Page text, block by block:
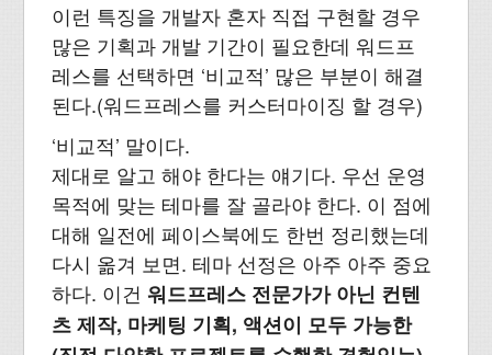
이런 특징을 개발자 혼자 직접 구현할 경우
많은 기획과 개발 기간이 필요한데 워드프
레스를 선택하면 ‘비교적’ 많은 부분이 해결
된다.(워드프레스를 커스터마이징 할 경우)
‘비교적’ 말이다.
제대로 알고 해야 한다는 얘기다. 우선 운영
목적에 맞는 테마를 잘 골라야 한다. 이 점에
대해 일전에 페이스북에도 한번 정리했는데
다시 옮겨 보면. 테마 선정은 아주 아주 중요
하다. 이건 워드프레스 전문가가 아닌 컨텐
츠 제작, 마케팅 기획, 액션이 모두 가능한